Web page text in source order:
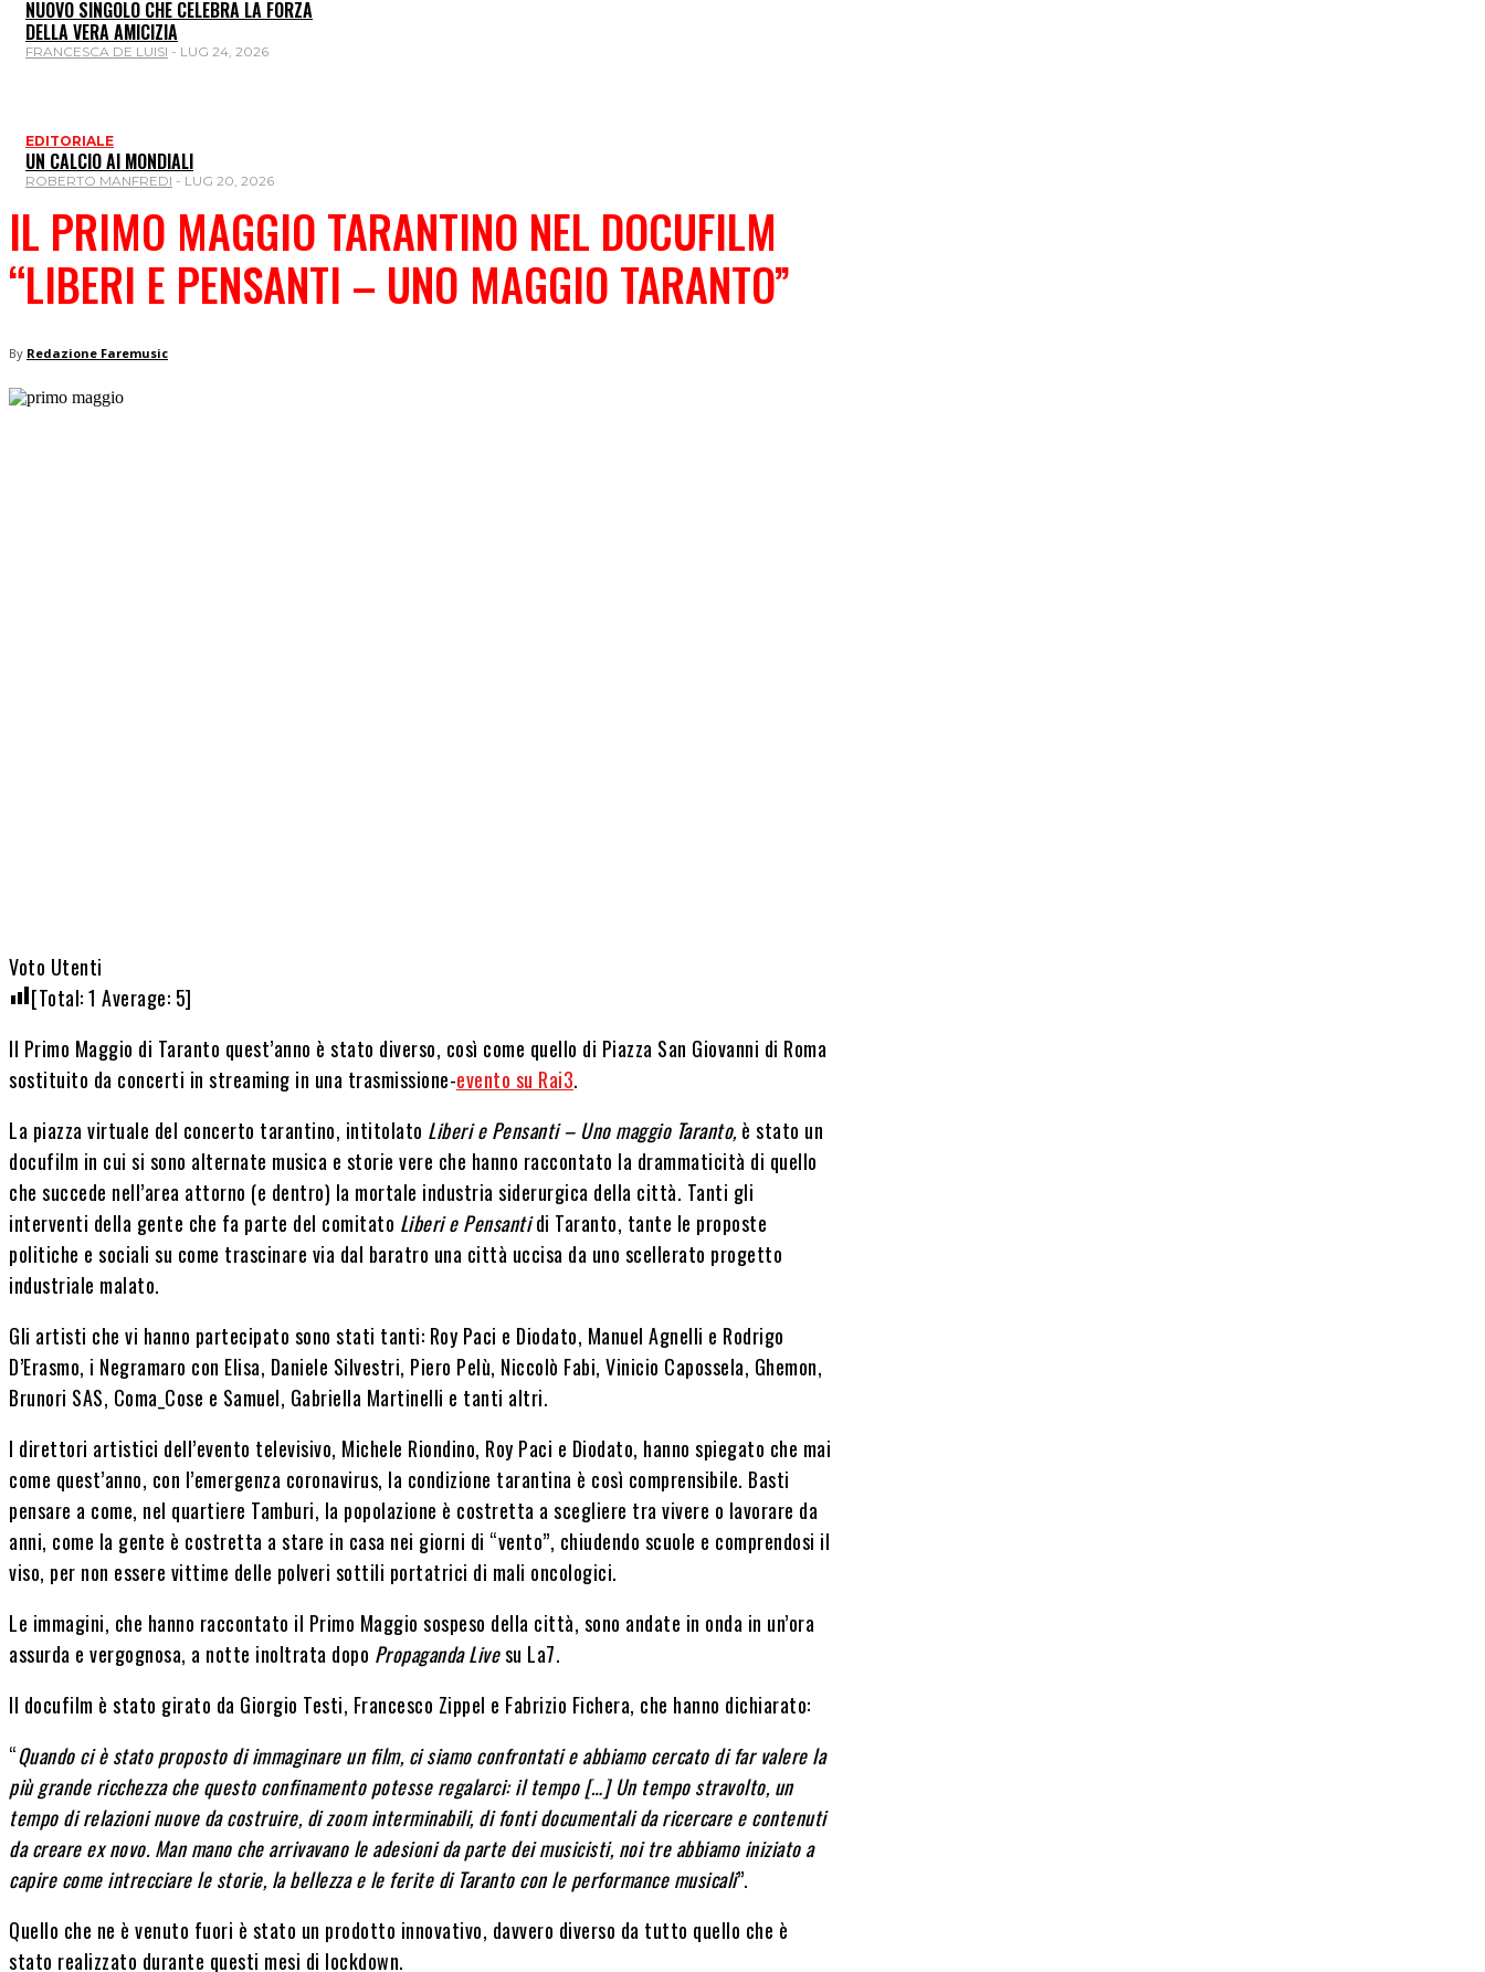
NUOVO SINGOLO CHE CELEBRA LA FORZA
DELLA VERA AMICIZIA
FRANCESCA DE LUISI - LUG 24, 2026
EDITORIALE
UN CALCIO AI MONDIALI
ROBERTO MANFREDI - LUG 20, 2026
IL PRIMO MAGGIO TARANTINO NEL DOCUFILM
“LIBERI E PENSANTI – UNO MAGGIO TARANTO”
By Redazione Faremusic
Voto Utenti
[Total:1 Average: 5]
Il Primo Maggio di Taranto quest’anno è stato diverso, così come quello di Piazza San Giovanni di Roma
sostituito da concerti in streaming in una trasmissione-evento su Rai3.
La piazza virtuale del concerto tarantino, intitolato Liberi e Pensanti – Uno maggio Taranto,è stato un
docufilm in cui si sono alternate musica e storie vere che hanno raccontato la drammaticità di quello
che succede nell’area attorno (e dentro) la mortale industria siderurgica della città. Tanti gli
interventi della gente che fa parte del comitato Liberi e Pensantidi Taranto, tante le proposte
politiche e sociali su come trascinare via dal baratro una città uccisa da uno scellerato progetto
industriale malato.
Gli artisti che vi hanno partecipato sono stati tanti: Roy Paci e Diodato, Manuel Agnelli e Rodrigo
D’Erasmo, i Negramaro con Elisa, Daniele Silvestri, Piero Pelù, Niccolò Fabi, Vinicio Capossela, Ghemon,
Brunori SAS, Coma_Cose e Samuel, Gabriella Martinelli e tanti altri.
I direttori artistici dell’evento televisivo, Michele Riondino, Roy Paci e Diodato, hanno spiegato che mai
come quest’anno, con l’emergenza coronavirus, la condizione tarantina è così comprensibile. Basti
pensare a come, nel quartiere Tamburi, la popolazione è costretta a scegliere tra vivere o lavorare da
anni, come la gente è costretta a stare in casa nei giorni di “vento”, chiudendo scuole e comprendosi il
viso, per non essere vittime delle polveri sottili portatrici di mali oncologici.
Le immagini, che hanno raccontato il Primo Maggio sospeso della città, sono andate in onda in un’ora
assurda e vergognosa, a notte inoltrata dopo Propaganda Livesu La7.
Il docufilm è stato girato da Giorgio Testi, Francesco Zippel e Fabrizio Fichera, che hanno dichiarato:
“Quando ci è stato proposto di immaginare un film, ci siamo confrontati e abbiamo cercato di far valere la
più grande ricchezza che questo confinamento potesse regalarci: il tempo […] Un tempo stravolto, un
tempo di relazioni nuove da costruire, di zoom interminabili, di fonti documentali da ricercare e contenuti
da creare ex novo. Man mano che arrivavano le adesioni da parte dei musicisti, noi tre abbiamo iniziato a
capire come intrecciare le storie, la bellezza e le ferite di Taranto con le performance musicali”.
Quello che ne è venuto fuori è stato un prodotto innovativo, davvero diverso da tutto quello che è
stato realizzato durante questi mesi di lockdown.